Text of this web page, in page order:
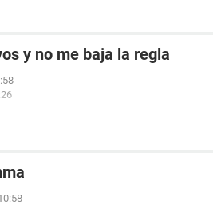
y no me baja la regla